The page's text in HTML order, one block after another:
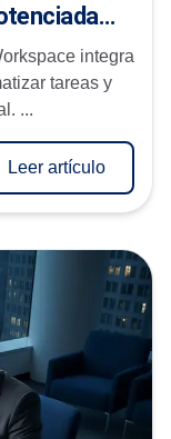
integra
tareas y
...
Leer artículo